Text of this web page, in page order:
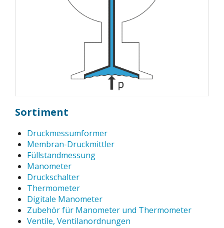
Sortiment
Druckmessumformer
Membran-Druckmittler
Füllstandmessung
Manometer
Druckschalter
Thermometer
Digitale Manometer
Zubehör für Manometer und Thermometer
Ventile, Ventilanordnungen